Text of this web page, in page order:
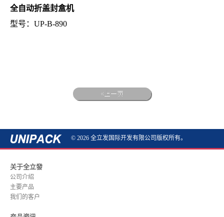
全自动折盖封盒机
型号：UP-B-890
上一页
© 2026 全立发国际开发有限公司版权所有。
关于全立發
公司介绍
主要产品
我们的客户